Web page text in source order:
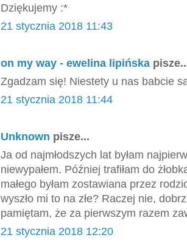
Dziękujemy :*
21 stycznia 2018 11:43
on my way - ewelina lipińska
Zgadzam się! Niestety u nas babcie
21 stycznia 2018 11:44
Unknown pisze...
Ja od najmłodszych lat byłam
niewypałem. Później trafiłam do
małego byłam zostawiana przez
wyszło mi to na złe? Raczej nie,
pamiętam, że za pierwszym razem
21 stycznia 2018 12:20